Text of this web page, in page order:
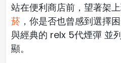
站在便利商店前，望著架
菸 ，你是否也曾感到選擇
與經典的 relx 5代煙彈 並
顯。